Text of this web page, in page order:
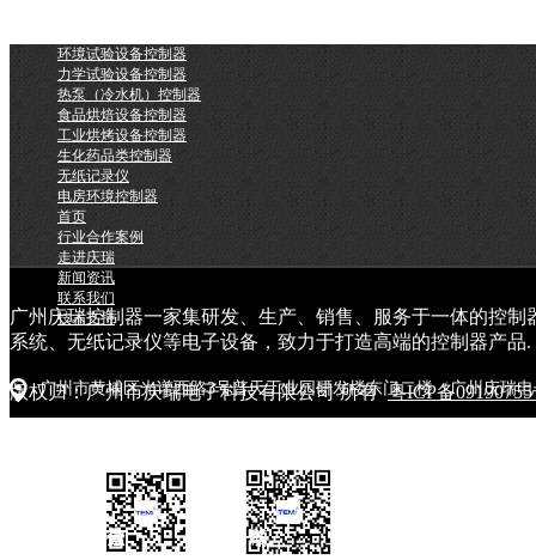
环境试验设备控制器
力学试验设备控制器
热泵（冷水机）控制器
食品烘焙设备控制器
工业烘烤设备控制器
生化药品类控制器
无纸记录仪
电房环境控制器
首页
行业合作案例
走进庆瑞
新闻资讯
联系我们
技术支持
广州市黄埔区光谱西路3号普天工业园研发楼东门二楼（广州庆瑞
广州庆瑞控制器一家集研发、生产、销售、服务于一体的控
系统、无纸记录仪等电子设备，致力于打造高端的控制器产品.
版权归：广州市庆瑞电子科技有限公司 所有粤ICP备